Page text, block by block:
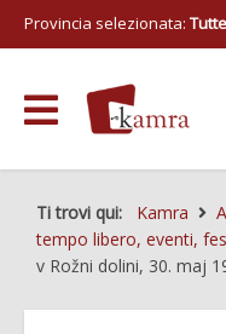
Provincia selezionata:
Ti trovi qui: Kamra
tempo libero, eventi,
v Rožni dolini, 30. maj